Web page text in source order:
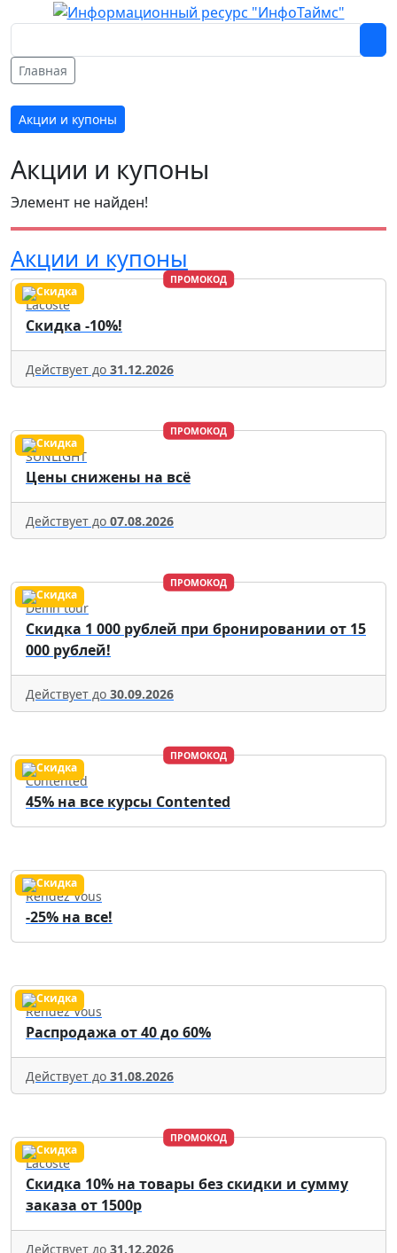
Главная
Акции и купоны
Акции и купоны
Элемент не найден!
Акции и купоны
ПРОМОКОД
Lacoste
Скидка -10%!
Действует до 31.12.2026
ПРОМОКОД
SUNLIGHT
Цены снижены на всё
Действует до 07.08.2026
ПРОМОКОД
Delfin tour
Скидка 1 000 рублей при бронировании от 15
000 рублей!
Действует до 30.09.2026
ПРОМОКОД
Contented
45% на все курсы Contented
Rendez Vous
-25% на все!
Rendez Vous
Распродажа от 40 до 60%
Действует до 31.08.2026
ПРОМОКОД
Lacoste
Скидка 10% на товары без скидки и сумму
заказа от 1500р
Действует до 31.12.2026